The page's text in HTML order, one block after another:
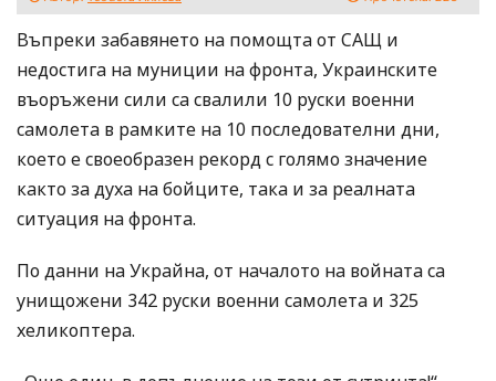
Въпреки забавянето на помощта от САЩ и
недостига на муниции на фронта, Украинските
въоръжени сили са свалили 10 руски военни
самолета в рамките на 10 последователни дни,
което е своеобразен рекорд с голямо значение
както за духа на бойците, така и за реалната
ситуация на фронта.
По данни на Украйна, от началото на войната са
унищожени 342 руски военни самолета и 325
хеликоптера.